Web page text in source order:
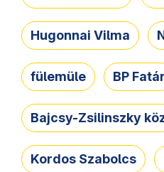
Hugonnai Vilma
fülemüle BP Fatár
Bajcsy-Zsilinszky
Kordos Szabolcs